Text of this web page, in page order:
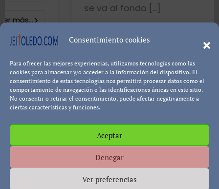
Consentimiento cookies
Para ofrecer las mejores experiencias, utilizamos tecnologías como las
cookies para almacenar y/o acceder a la información del dispositivo. El
consentimiento de estas tecnologías nos permitirá procesar datos como el
comportamiento de navegación o las identificaciones únicas en este sitio.
No consentir o retirar el consentimiento, puede afectar negativamente a
ciertas características y funciones.
Aceptar
Denegar
Ver preferencias
se va al fondo […]
Pablo Blanco Leer más...
Responsabilidad